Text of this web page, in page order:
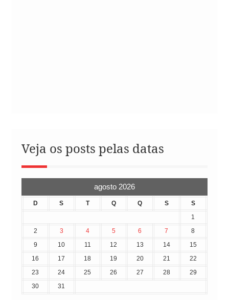
Veja os posts pelas datas
agosto 2026
D S T Q Q S
S
1
2
3 4 5 6 7
8
9
10 11 12 13 14
15
16
17 18 19 20 21
22
23
24 25 26 27 28
29
30
31